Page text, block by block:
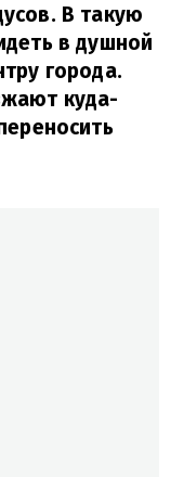
В такую
в душной
города.
куда-